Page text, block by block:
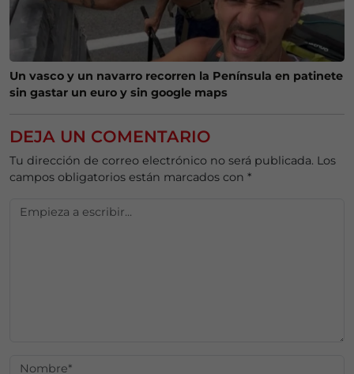
Un vasco y un navarro recorren la Península en patinete
sin gastar un euro y sin google maps
DEJA UN COMENTARIO
Tu dirección de correo electrónico no será publicada. Los
campos obligatorios están marcados con *